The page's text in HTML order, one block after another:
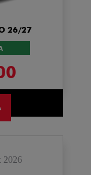
26/27
2026